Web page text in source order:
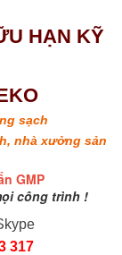
HẠN KỸ
sạch
nhà xưởng sản
GMP
công trình !
317